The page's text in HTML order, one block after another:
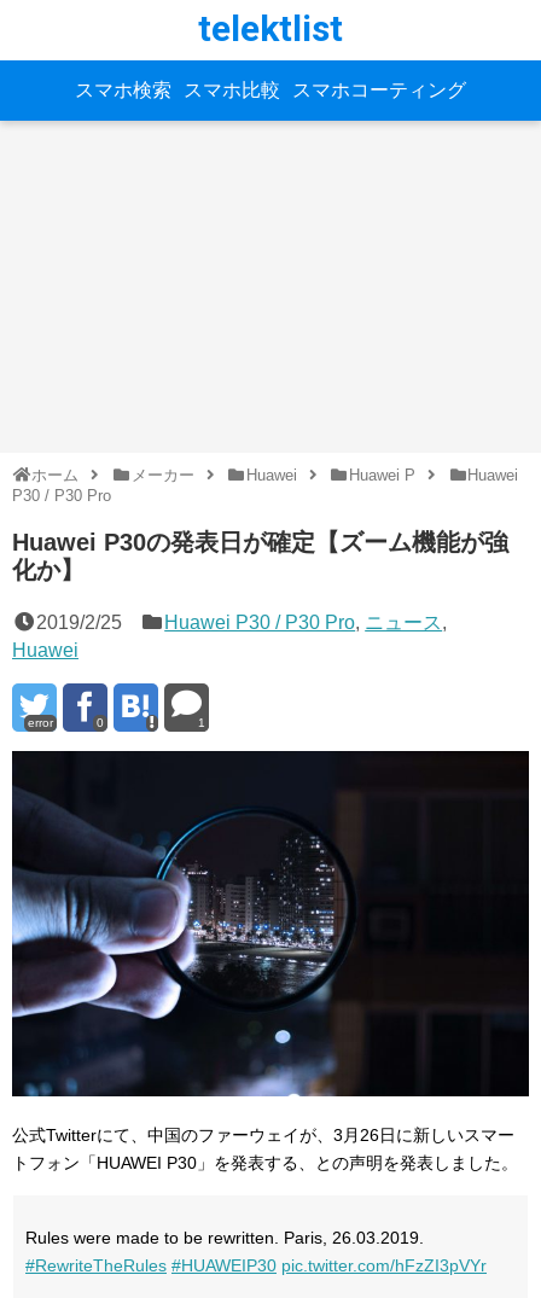
telektlist
スマホ検索 スマホ比較 スマホコーティング
ホーム メーカー Huawei Huawei P
Huawei
P30 / P30 Pro
Huawei P30の発表日が確定【ズーム機能が強
化か】
2019/2/25 Huawei P30 / P30 Pro, ニュース,
Huawei
error 0 1
公式Twitterにて、中国のファーウェイが、3月26日に新しいスマー
トフォン「HUAWEI P30」を発表する、との声明を発表しました。
Rules were made to be rewritten. Paris, 26.03.2019.
#RewriteTheRules #HUAWEIP30 pic.twitter.com/hFzZI3pVYr